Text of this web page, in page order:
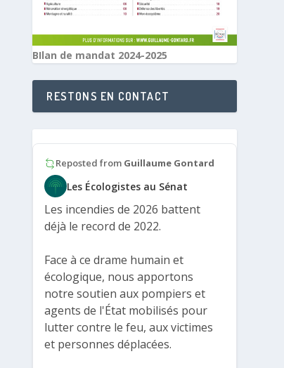
BIlan de mandat 2024-2025
RESTONS EN CONTACT
Reposted from Guillaume Gontard
Les Écologistes au Sénat
Les incendies de 2026 battent
déjà le record de 2022.
Face à ce drame humain et
écologique, nous apportons
notre soutien aux pompiers et
agents de l'État mobilisés pour
lutter contre le feu, aux victimes
et personnes déplacées.